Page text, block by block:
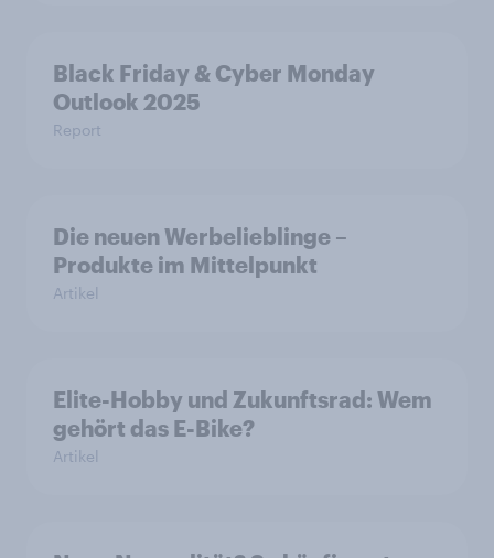
Black Friday & Cyber Monday
Outlook 2025
Report
Die neuen Werbelieblinge –
Produkte im Mittelpunkt
Artikel
Elite-Hobby und Zukunftsrad: Wem
gehört das E-Bike?
Artikel